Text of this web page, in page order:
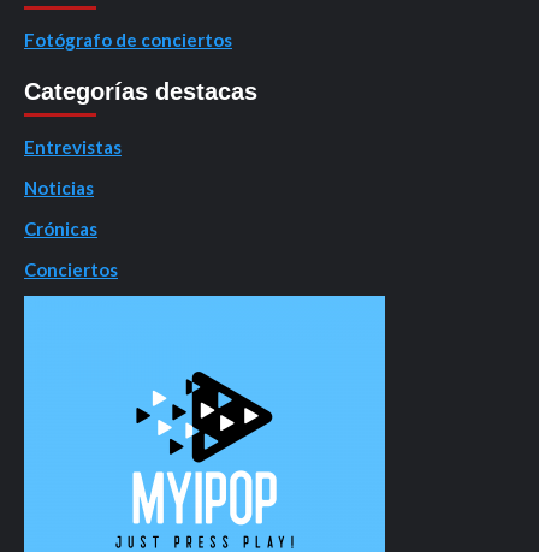
Fotógrafo de conciertos
Categorías destacas
Entrevistas
Noticias
Crónicas
Conciertos